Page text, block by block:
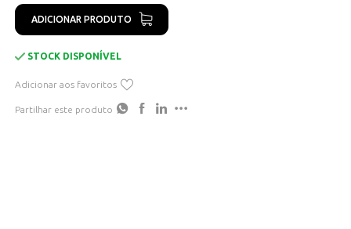
ADICIONAR PRODUTO
STOCK DISPONÍVEL
Adicionar aos favoritos
Partilhar este produto